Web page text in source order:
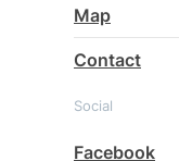
Map
Contact
Social
Facebook